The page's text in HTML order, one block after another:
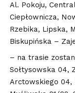
Al. Pokoju,
Ciepłownicza,
Rzebika, Lipska,
Biskupińska –
– na trasie
Sołtysowska 04,
Arctowskiego 04,